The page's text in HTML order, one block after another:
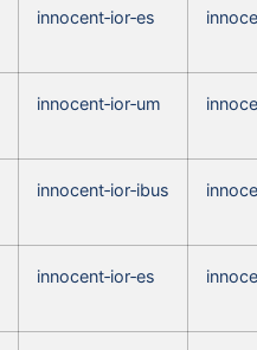
innocent‑ior‑es
innocent‑ior‑um
innocent‑ior‑ibus
innocent‑ior‑es